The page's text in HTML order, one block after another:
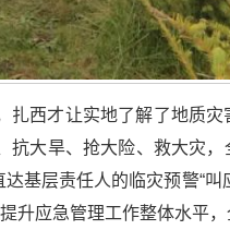
西才让实地了解了地质
大旱、抢大险、救大灾
基层责任人的临灾预警“
升应急管理工作整体水平